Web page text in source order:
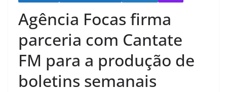
Agência Focas firma
parceria com Cantate
FM para a produção de
boletins semanais